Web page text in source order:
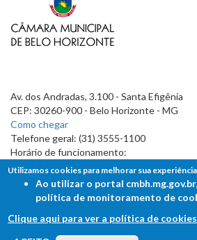
Av. dos Andradas, 3.100 - Santa Efigênia
CEP: 30260-900 - Belo Horizonte - MG
Como chegar
Telefone geral: (31) 3555-1100
Horário de funcionamento:
7h às 19h
FALE COM A CÂMARA
Utilizamos cookies para melhorar sua
Ao utilizar o portal
política de monitoramento de
Clique aqui para ver a política de cookies